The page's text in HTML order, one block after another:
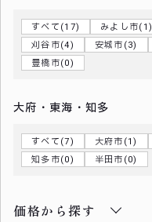
すべて(17) みよし市(1)
刈谷市(4)
安城市(3)
豊橋市(0)
大府・東海・知多
すべて(7) 大府市(1)
知多市(0)
半田市(0)
価格から探す